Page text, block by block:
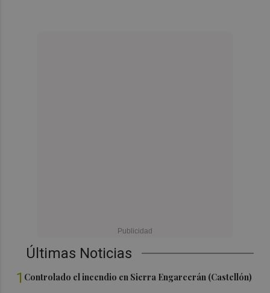
Últimas Noticias
1 Controlado el incendio en Sierra Engarcerán (Castellón)